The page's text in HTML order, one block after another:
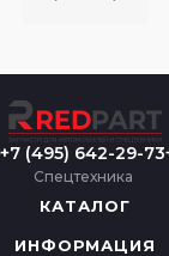
+7 (495) 642-29-73
Спецтехника
КАТАЛОГ
ИНФОРМАЦИЯ